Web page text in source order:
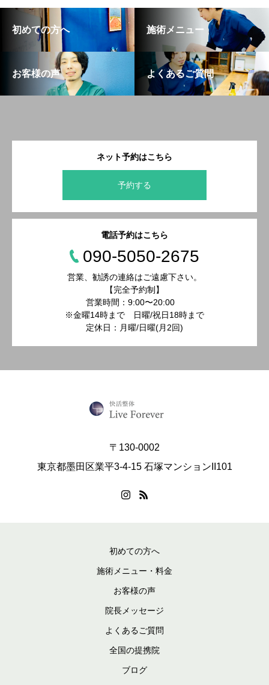
初めての方へ 施術メニュー
お客様の声 よくあるご質問
ネット予約はこちら
予約する
電話予約はこちら
090-5050-2675
営業、勧誘の連絡はご遠慮下さい。
【完全予約制】
営業時間：9:00〜20:00
※金曜14時まで 日曜/祝日18時まで
定休日：月曜/日曜(月2回)
〒130-0002
東京都墨田区業平3-4-15 石塚マンションII101
初めての方へ
施術メニュー・料金
お客様の声
院長メッセージ
よくあるご質問
全国の提携院
ブログ